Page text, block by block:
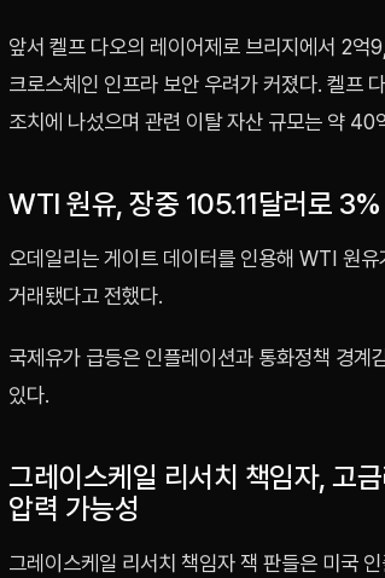
앞서 켈프 다오의 레이어제로 브리지에서 2
크로스체인 인프라 보안 우려가 커졌다. 켈프
조치에 나섰으며 관련 이탈 자산 규모는 약 40
WTI 원유, 장중 105.11달러로
오데일리는 게이트 데이터를 인용해 WTI 원
거래됐다고 전했다.
국제유가 급등은 인플레이션과 통화정책 경
있다.
그레이스케일 리서치 책임자, 고
압력 가능성
그레이스케일 리서치 책임자 잭 판들은 미국